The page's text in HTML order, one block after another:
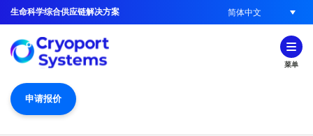
生命科学综合供应链解决方案 简体中文
菜单
申请报价